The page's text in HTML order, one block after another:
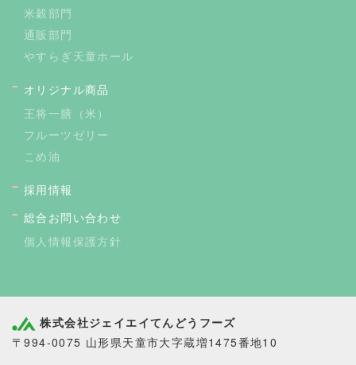
米穀部門
通販部門
やすらぎ天童ホール
オリジナル商品
王将一膳（米）
フルーツゼリー
こめ油
採用情報
総合お問い合わせ
個人情報保護方針
株式会社ジェイエイてんどうフーズ
〒994-0075 山形県天童市大字蔵増1475番地10